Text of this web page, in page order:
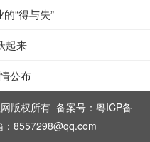
“得与失”
起来
公布
版权所有 备案号： 粤ICP备
8557298@qq.com